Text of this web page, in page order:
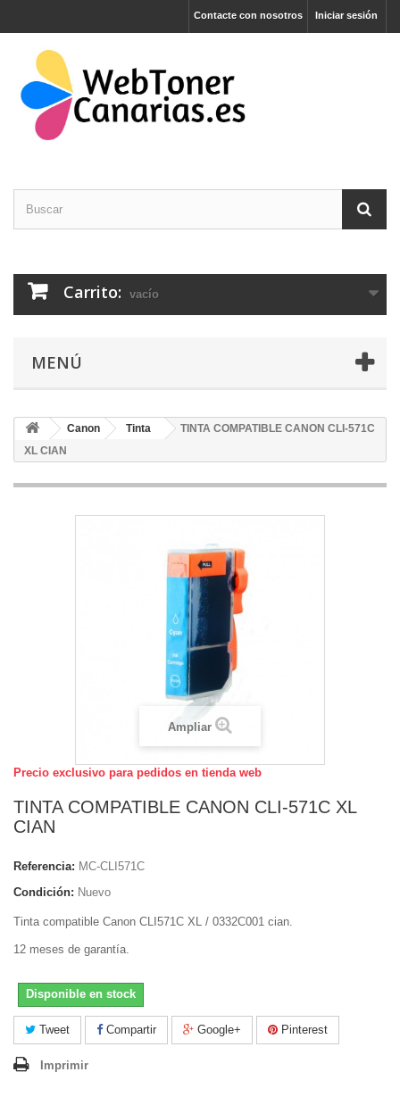
Iniciar sesión
Contacte con nosotros
Carrito: vacío
MENÚ
Canon Tinta
TINTA COMPATIBLE CANON CLI-571C
XL CIAN
Ampliar
Precio exclusivo para pedidos en tienda web
TINTA COMPATIBLE CANON CLI-571C XL
CIAN
Referencia: MC-CLI571C
Condición: Nuevo
Tinta compatible Canon CLI571C XL / 0332C001 cian.
12 meses de garantía.
Disponible en stock
Tweet Compartir Google+ Pinterest
Imprimir